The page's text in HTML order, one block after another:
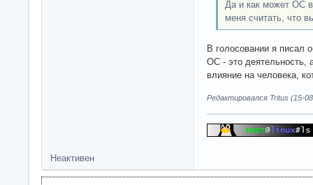
Да и как может ОС
меня считать, что
В голосовании я писал
OC - это деятельность,
влияние на человека,
Редактировался Tritus (15-
Неактивен